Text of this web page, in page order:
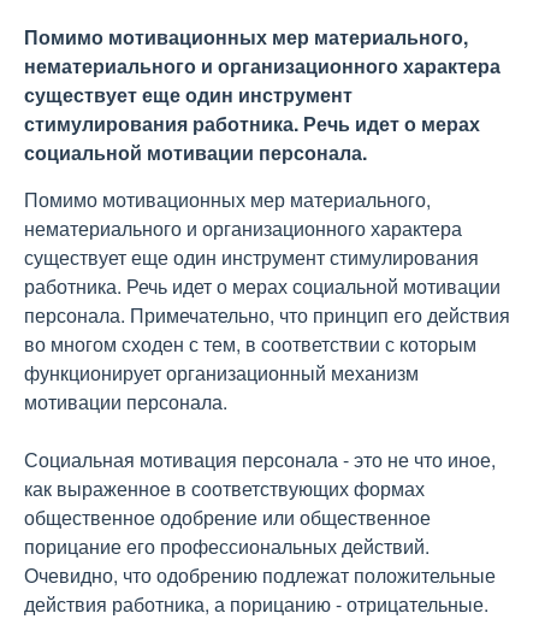
Помимо мотивационных мер материального,
нематериального и организационного характера
существует еще один инструмент
стимулирования работника. Речь идет о мерах
социальной мотивации персонала.
Помимо мотивационных мер материального,
нематериального и организационного характера
существует еще один инструмент стимулирования
работника. Речь идет о мерах социальной мотивации
персонала. Примечательно, что принцип его действия
во многом сходен с тем, в соответствии с которым
функционирует организационный механизм
мотивации персонала.
Социальная мотивация персонала - это не что иное,
как выраженное в соответствующих формах
общественное одобрение или общественное
порицание его профессиональных действий.
Очевидно, что одобрению подлежат положительные
действия работника, а порицанию - отрицательные.